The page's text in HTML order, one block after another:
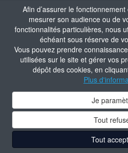
Afin d’assurer le
mesurer son audience ou de
fonctionnalités particulières, nous
échéant sous réserve de
Vous pouvez prendre
utilisées sur le site et gérer vos
dépôt des cookies, en
Plus
Je
Tout
Tout